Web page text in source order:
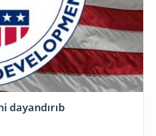
dayandırıb